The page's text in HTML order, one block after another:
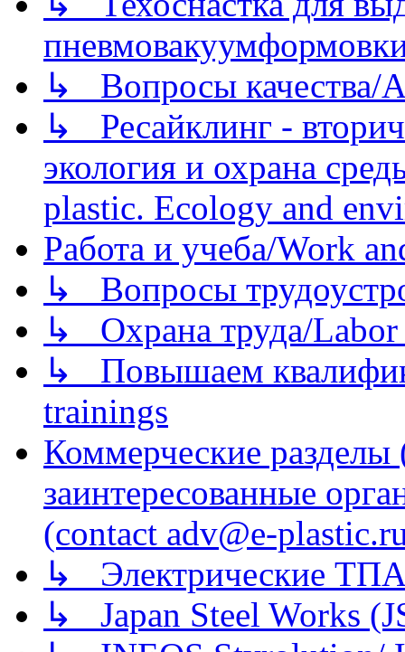
↳ Вопросы качества/
↳ Ресайклинг -
экология и охрана
plastic. Ecology and
Работа и учеба/Work
↳ Вопросы
↳ Охрана труда/Labor
↳ Повышаем
trainings
Коммерческие
заинтересованные
(contact adv@e-
↳ Электрические
↳ Japan Steel Works